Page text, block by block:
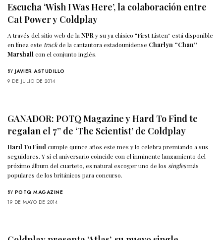
Escucha ‘Wish I Was Here’, la colaboración entre
Cat Power y Coldplay
A través del sitio web de laNPR y su ya clásico “First Listen” está disponible
en línea este trackde la cantautora estadounidense Charlyn “Chan”
Marshall con el conjunto inglés.
BY JAVIER ASTUDILLO
9 DE JULIO DE 2014
GANADOR: POTQ Magazine y Hard To Find te
regalan el 7’’ de ‘The Scientist’ de Coldplay
Hard To Find cumple quince años este mes y lo celebra premiando a sus
seguidores. Y si el aniversario coincide con el inminente lanzamiento del
próximo álbum del cuarteto, es natural escoger uno de los singlesmás
populares de los británicos para concurso.
BY POTQ MAGAZINE
19 DE MAYO DE 2014